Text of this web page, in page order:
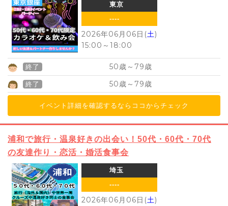
東京
----
2026年06月06日(土)
15:00 ～ 18:00
終了 50歳～ 79歳
終了 50歳～ 79歳
イベント詳細を確認するならココからチェック
浦和で旅行・温泉好きの出会い！50代・60代・70代
の友達作り・恋活・婚活食事会
埼玉
----
2026年06月06日(土)